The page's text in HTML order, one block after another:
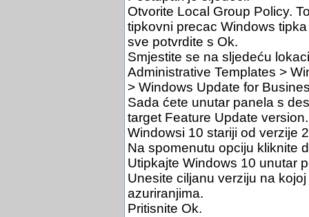
Otvorite Local Group Policy.
tipkovni precac Windows
sve potvrdite s Ok.
Smjestite se na sljedeću
Administrative Templates >
> Windows Update for
Sada ćete unutar panela s
target Feature Update
Windowsi 10 stariji od verzije
Na spomenutu opciju kliknite
Utipkajte Windows 10 unutar
Unesite ciljanu verziju na
azuriranjima.
Pritisnite Ok.